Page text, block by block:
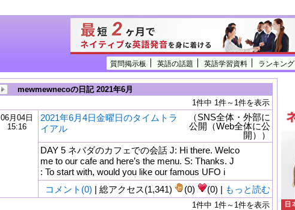
質問掲示板 英語の話題 英語学習資料 ランキング
mewmewnecoの日記 2021年6月
1件中 1件～1件を表示
06月04日
15:16
2021年6月4日金曜日のタイムトラ
イアル
（SNS全体・外部に
公開（Web全体に公
開））
DAY 5 ネバダのカフェでの会話 J: Hi there. Welco
me to our cafe and here’s the menu. S: Thanks. J
: To start with, would you like our famous UFO i
コメント(0) | 総アクセス(1,341) (0) (0) | もっと読む
1件中 1件～1件を表示